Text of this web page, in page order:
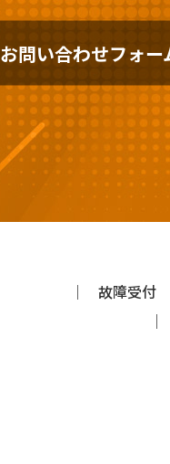
お問い合わせフォー
故障受付